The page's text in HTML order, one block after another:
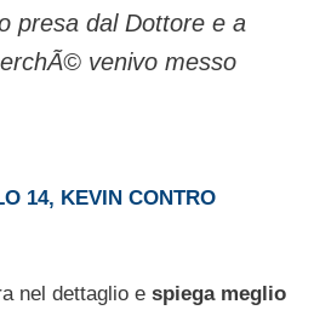
presa dal Dottore e a
venivo messo
14, KEVIN CONTRO
nel dettaglio e spiega meglio